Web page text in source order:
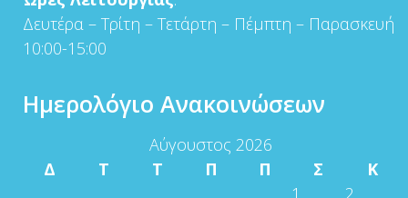
Δευτέρα – Τρίτη – Τετάρτη – Πέμπτη – Παρασκευή
10:00-15:00
Ημερολόγιο Ανακοινώσεων
Αύγουστος 2026
Δ
Τ Τ Π Π Σ
Κ